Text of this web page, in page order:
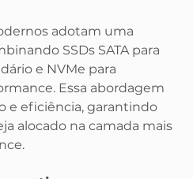
adotam uma
SSDs SATA para
e NVMe para
Essa abordagem
e eficiência, garantindo
alocado na camada mais